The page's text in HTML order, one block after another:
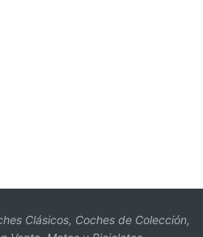
Clásicos, Coches de Colección,